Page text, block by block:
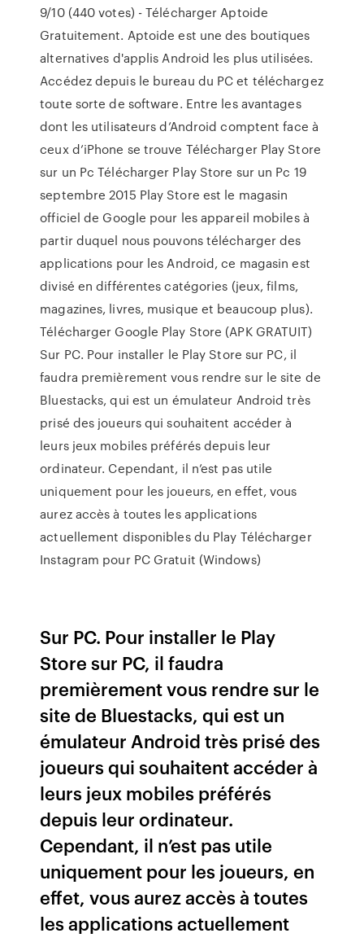
9/10 (440 votes) - Télécharger Aptoide
Gratuitement. Aptoide est une des boutiques
alternatives d'applis Android les plus utilisées.
Accédez depuis le bureau du PC et téléchargez
toute sorte de software. Entre les avantages
dont les utilisateurs d’Android comptent face à
ceux d’iPhone se trouve Télécharger Play Store
sur un Pc Télécharger Play Store sur un Pc 19
septembre 2015 Play Store est le magasin
officiel de Google pour les appareil mobiles à
partir duquel nous pouvons télécharger des
applications pour les Android, ce magasin est
divisé en différentes catégories (jeux, films,
magazines, livres, musique et beaucoup plus).
Télécharger Google Play Store (APK GRATUIT)
Sur PC. Pour installer le Play Store sur PC, il
faudra premièrement vous rendre sur le site de
Bluestacks, qui est un émulateur Android très
prisé des joueurs qui souhaitent accéder à
leurs jeux mobiles préférés depuis leur
ordinateur. Cependant, il n’est pas utile
uniquement pour les joueurs, en effet, vous
aurez accès à toutes les applications
actuellement disponibles du Play Télécharger
Instagram pour PC Gratuit (Windows)
Sur PC. Pour installer le Play
Store sur PC, il faudra
premièrement vous rendre sur le
site de Bluestacks, qui est un
émulateur Android très prisé des
joueurs qui souhaitent accéder à
leurs jeux mobiles préférés
depuis leur ordinateur.
Cependant, il n’est pas utile
uniquement pour les joueurs, en
effet, vous aurez accès à toutes
les applications actuellement